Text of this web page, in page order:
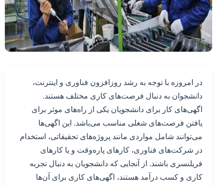
در امروزه با توجه به رشد روزافزون فناوری و اینترنت،
دانشجوان به دنبال فرصت‌های کاری مختلف هستند.
اگهی‌های کار برای دانشجویان یکی از راه‌های موثر برای
یافتن فرصت‌های شغلی مناسب می‌باشد. این اگهی‌ها
می‌توانند شامل مواردی مانند پروژه‌های تحقیقاتی، استخدام
در شرکت‌های فناوری، کارهای پاره‌وقت و یا کارهای
فریلنسری باشند. از آنجایی که دانشجویان به دنبال تجربه
کاری و کسب درآمد هستند، اگهی‌های کاری برای آن‌ها